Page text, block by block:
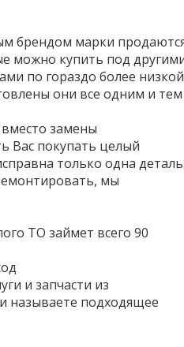
брендом марки
можно купить под
по гораздо более низкой
они все одним и тем
замены
Вас покупать целый
только одна
мы
ТО займет всего 90
и запчасти из
называете подходящее